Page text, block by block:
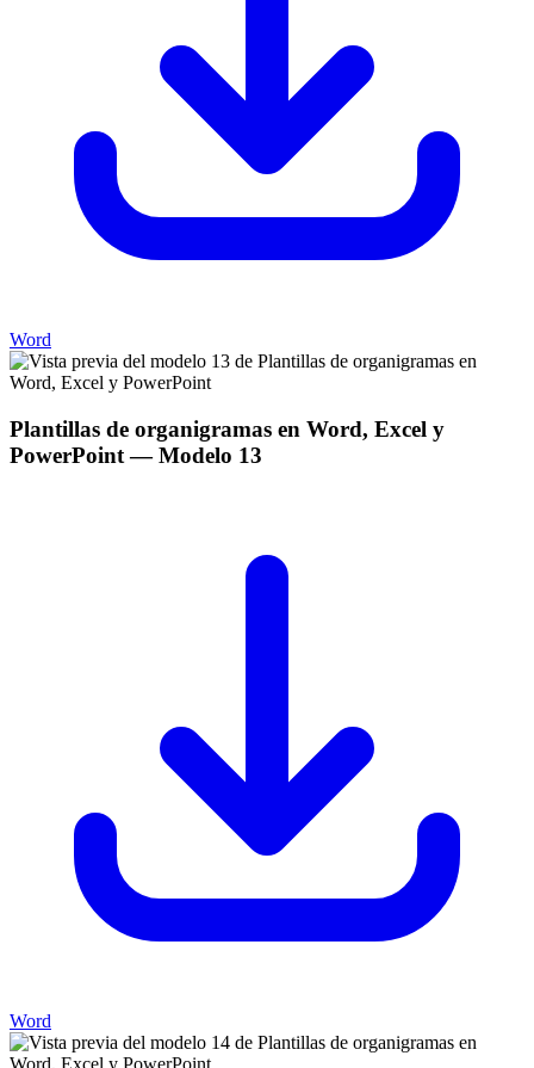
Word
Plantillas de organigramas en Word, Excel y
PowerPoint— Modelo 13
Word